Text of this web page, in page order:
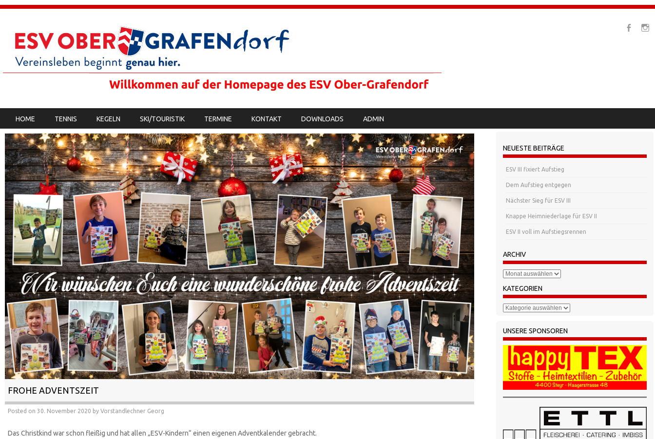
MENU
HOME TENNIS KEGELN SKI/TOURISTIK TERMINE KONTAKT DOWNLOADS ADMIN
FROHE ADVENTSZEIT
Posted on 30. November 2020 by Vorstandlechner Georg
Das Christkind war schon fleißig und hat allen „ESV-Kindern“ einen eigenen Adventkalender gebracht.
NEUESTE BEITRÄGE
ESV III fixiert Aufstieg
Dem Aufstieg entgegen
Nächster Sieg für ESV III
Knappe Heimniederlage für ESV II
ESV II voll im Aufstiegsrennen
ARCHIV
Archiv
KATEGORIEN
Kategorien
UNSERE SPONSOREN